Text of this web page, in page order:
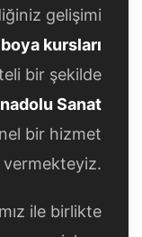
gelişimi
boya kursları
bir şekilde
Sanat
bir hizmet
vermekteyiz.
ile birlikte